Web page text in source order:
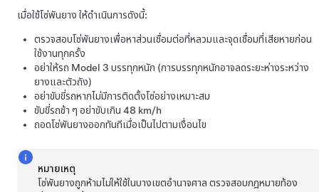
เมื่อใช้โซ่พันยาง ให้ดำเนินการดังนี้:
ตรวจสอบโซ่พันยางเพื่อหาส่วนเชื่อมต่อที่หลวมและจุดเชื่อมที่เสียหายก่อน
ใช้งานทุกครั้ง
อย่าให้รถ Model 3 บรรทุกหนัก (การบรรทุกหนักอาจลดระยะห่างระหว่าง
ยางและตัวถัง)
อย่าขับขี่รถหากไม่มีการติดตั้งโซ่อย่างเหมาะสม
ขับขี่รถช้า ๆ อย่าขับเกิน 48 km/h
ถอดโซ่พันยางออกทันทีเมื่อเป็นไปตามเงื่อนไข
หมายเหตุ
โซ่พันยางถูกห้ามไม่ให้ใช้ในบางเขตอำนาจศาล ตรวจสอบกฎหมายท้อง